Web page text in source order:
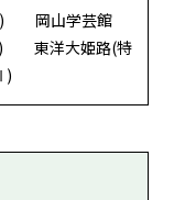
) 岡山学芸館
東洋大姫路(特